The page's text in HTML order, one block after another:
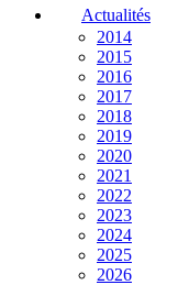
Actualités
2014
2015
2016
2017
2018
2019
2020
2021
2022
2023
2024
2025
2026